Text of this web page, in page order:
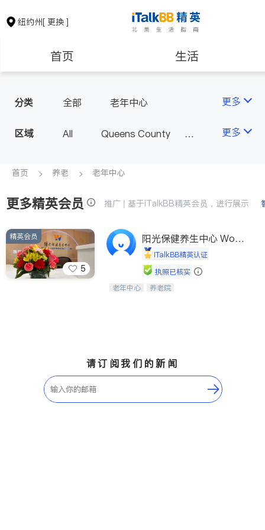
纽约州[ 更换 ]
首页 生活
保险理财 房地产租售
银行贷款
建筑装修 教育
养老 非盈利组织
分类 全部 老年中心 更多
区域 All
Queens County
Long Island
Buffalo & Syracuse
Westchester County & Orange
County
Albany
更多
首页 养老 老年中心
更多精英会员 推广 | 基于iTalkBB精英会员，进行展示
5
精英会员
阳光保健养生中心 World
shineiTalkBB精英认证
执照已核实
阳光保健养生中心为老年人提供日间护
老年中心 养老院
请订阅我们的新闻